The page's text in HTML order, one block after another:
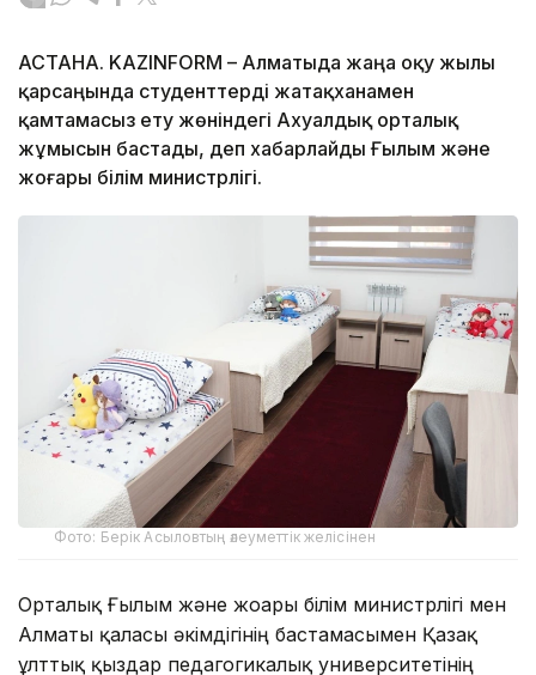
АСТАНА. KAZINFORM – Алматыда жаңа оқу жылы
қарсаңында студенттерді жатақханамен
қамтамасыз ету жөніндегі Ахуалдық орталық
жұмысын бастады, деп хабарлайды Ғылым және
жоғары білім министрлігі.
Фото: Берік Асыловтың әлеуметтік желісінен
Орталық Ғылым және жоғары білім министрлігі мен
Алматы қаласы әкімдігінің бастамасымен Қазақ
ұлттық қыздар педагогикалық университетінің